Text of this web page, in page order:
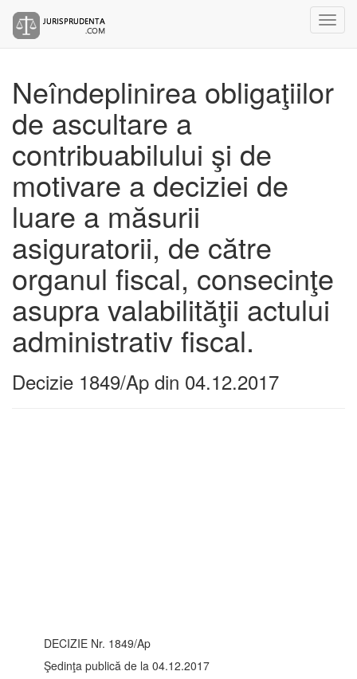
Neîndeplinirea obligaţiilor
de ascultare a
contribuabilului şi de
motivare a deciziei de
luare a măsurii
asiguratorii, de către
organul fiscal, consecinţe
asupra valabilităţii actului
administrativ fiscal.
Decizie 1849/Ap din 04.12.2017
DECIZIE Nr. 1849/Ap
Şedinţa publică de la 04.12.2017